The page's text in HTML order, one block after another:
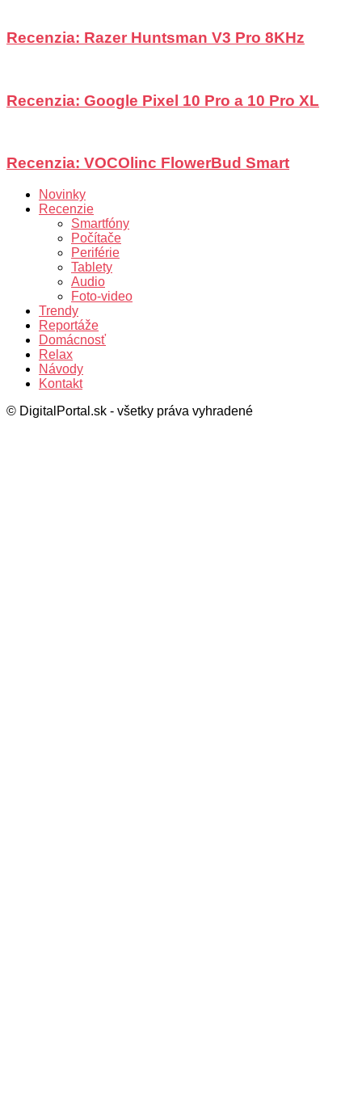
Recenzia: Razer Huntsman V3 Pro 8KHz
Recenzia: Google Pixel 10 Pro a 10 Pro XL
Recenzia: VOCOlinc FlowerBud Smart
Novinky
Recenzie
Smartfóny
Počítače
Periférie
Tablety
Audio
Foto-video
Trendy
Reportáže
Domácnosť
Relax
Návody
Kontakt
© DigitalPortal.sk - všetky práva vyhradené